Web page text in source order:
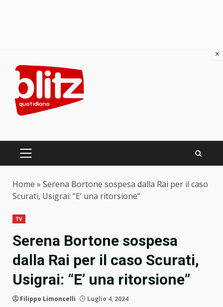
content
PRIMARY
Home » Serena Bortone sospesa dalla Rai per il caso
Scurati, Usigrai: “E’ una ritorsione”
TV
Serena Bortone sospesa
dalla Rai per il caso Scurati,
Usigrai: “E’ una ritorsione”
Filippo Limoncelli Luglio 4, 2024
×